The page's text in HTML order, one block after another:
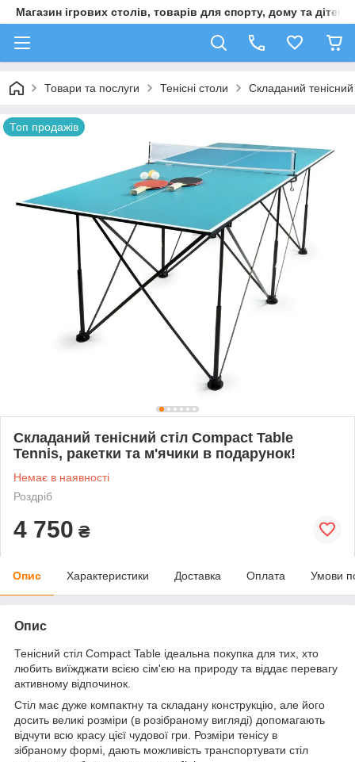
Магазин ігрових столів, товарів для спорту, дому та дітей
Товари та послуги Тенісні столи Складаний
Топ продажів
Складаний тенісний стіл Compact Table
Tennis, ракетки та м'ячики в подарунок!
Немає в наявності
Роздріб
4 750 ₴
Опис Характеристики Доставка Оплата Умови
Опис
Тенісний стіл Compact Table ідеальна покупка для тих, хто
любить виїжджати всією сім'єю на природу та віддає перевагу
активному відпочинок.
Стіл має дуже компактну та складану конструкцію, але його
досить великі розміри (в розібраному вигляді) допомагають
відчути всю красу цієї чудової гри. Розміри тенісу в
зібраному формі, дають можливість транспортувати стіл